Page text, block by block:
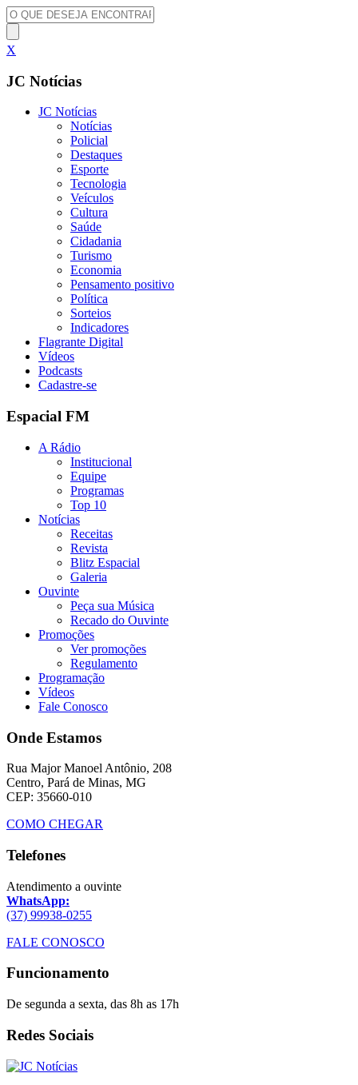
X
JC Notícias
JC Notícias
Notícias
Policial
Destaques
Esporte
Tecnologia
Veículos
Cultura
Saúde
Cidadania
Turismo
Economia
Pensamento positivo
Política
Sorteios
Indicadores
Flagrante Digital
Vídeos
Podcasts
Cadastre-se
Espacial FM
A Rádio
Institucional
Equipe
Programas
Top 10
Notícias
Receitas
Revista
Blitz Espacial
Galeria
Ouvinte
Peça sua Música
Recado do Ouvinte
Promoções
Ver promoções
Regulamento
Programação
Vídeos
Fale Conosco
Onde Estamos
Rua Major Manoel Antônio, 208
Centro, Pará de Minas, MG
CEP: 35660-010
COMO CHEGAR
Telefones
Atendimento a ouvinte
WhatsApp:
(37) 99938-0255
FALE CONOSCO
Funcionamento
De segunda a sexta, das 8h as 17h
Redes Sociais